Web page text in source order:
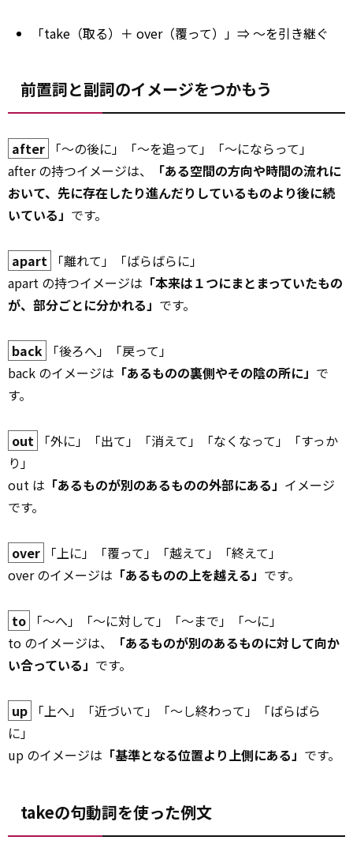
「take（取る）＋ over（覆って）」⇒ ～を引き継ぐ
前置詞と副詞のイメージをつかもう
after
「～の後に」「～を追って」「～にならって」
after の持つイメージは、
「ある空間の方向や時間の流れに
おいて、先に存在したり進んだりしているものより後に続
いている」 です。
apart
「離れて」「ばらばらに」
apart の持つイメージは 「本来は１つにまとまっていたもの
が、部分ごとに分かれる」 です。
back
「後ろへ」「戻って」
back のイメージは 「あるものの裏側やその陰の所に」 で
す。
out
「外に」「出て」「消えて」「なくなって」「すっか
り」
out は 「あるものが別のあるものの外部にある」 イメージ
です。
over
「上に」「覆って」「越えて」「終えて」
over のイメージは 「あるものの上を越える」 です。
to
「～へ」「～に対して」「～まで」「～に」
to のイメージは、
「あるものが別のあるものに対して向か
い合っている」 です。
up
「上へ」「近づいて」「～し終わって」「ばらばら
に」
up のイメージは 「基準となる位置より上側にある」 です。
takeの句動詞を使った例文